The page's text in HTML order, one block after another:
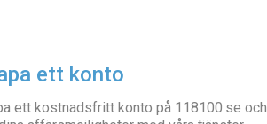
ett konto
ett kostnadsfritt konto på 118100.se och